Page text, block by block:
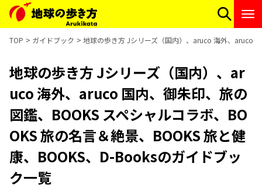
TOP ガイドブック 地球の歩き方 Jシリーズ（国内）、aruco 海外、aruco
地球の歩き方 Jシリーズ（国内）、ar
uco 海外、aruco 国内、御朱印、旅の
図鑑、BOOKS スペシャルコラボ、BO
OKS 旅の名言＆絶景、BOOKS 旅と健
康、BOOKS、D-Booksのガイドブッ
ク一覧